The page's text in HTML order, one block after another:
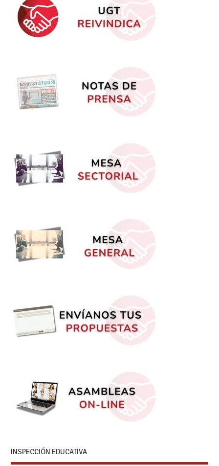
INSPECCIÓN EDUCATIVA